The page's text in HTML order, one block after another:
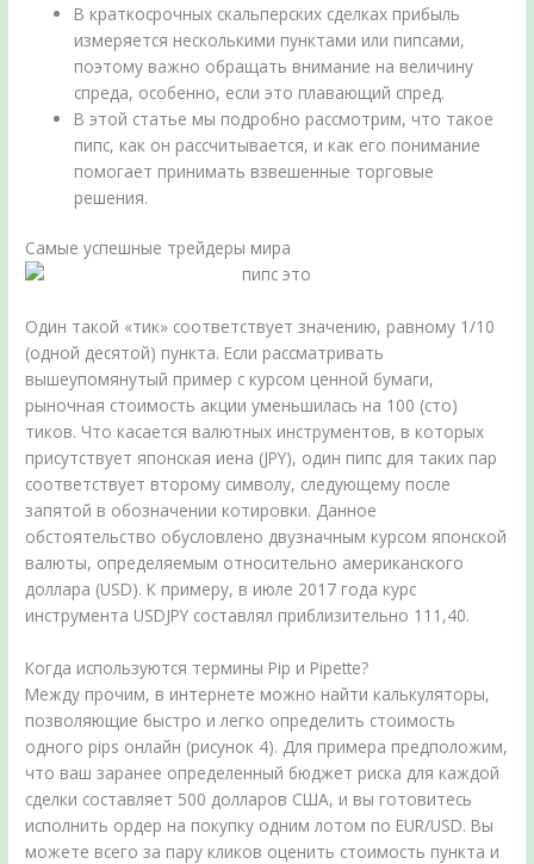
В краткосрочных скальперских сделках прибыль
измеряется несколькими пунктами или пипсами,
поэтому важно обращать внимание на величину
спреда, особенно, если это плавающий спред.
В этой статье мы подробно рассмотрим, что такое
пипс, как он рассчитывается, и как его понимание
помогает принимать взвешенные торговые
решения.
Самые успешные трейдеры мира
Один такой «тик» соответствует значению, равному 1/10
(одной десятой) пункта. Если рассматривать
вышеупомянутый пример с курсом ценной бумаги,
рыночная стоимость акции уменьшилась на 100 (сто)
тиков. Что касается валютных инструментов, в которых
присутствует японская иена (JPY), один пипс для таких пар
соответствует второму символу, следующему после
запятой в обозначении котировки. Данное
обстоятельство обусловлено двузначным курсом японской
валюты, определяемым относительно американского
доллара (USD). К примеру, в июле 2017 года курс
инструмента USDJPY составлял приблизительно 111,40.
Когда используются термины Pip и Pipette?
Между прочим, в интернете можно найти калькуляторы,
позволяющие быстро и легко определить стоимость
одного pips онлайн (рисунок 4). Для примера предположим,
что ваш заранее определенный бюджет риска для каждой
сделки составляет 500 долларов США, и вы готовитесь
исполнить ордер на покупку одним лотом по EUR/USD. Вы
можете всего за пару кликов оценить стоимость пункта и